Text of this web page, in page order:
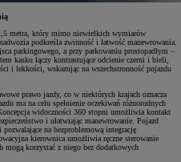
metra, który mimo niewielkich wymiarów
podkreśla zwinność i łatwość manewrowania.
parkingowego, a przy parkowaniu prostopadłym –
kasku łączy kontrastujące odcienie czerni i bieli,
i lekkości, wskazując na wszechstronność pojazdu
prawo jazdy, co w niektórych krajach oznacza
ma na celu spełnienie oczekiwań różnorodnych
widoczności 360 stopni umożliwia kontakt
i ułatwiając manewrowanie. Pojazd
na bezproblemową integrację
kierownica umożliwia ręczne sterowanie
korzystać z niego bez dodatkowych